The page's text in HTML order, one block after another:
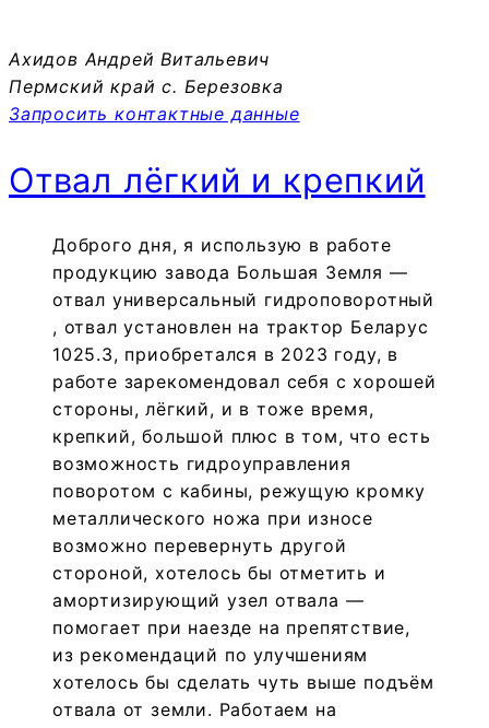
Ахидов Андрей Витальевич
Пермский край с. Березовка
Запросить контактные данные
Отвал лёгкий и крепкий
Доброго дня, я использую в работе
продукцию завода Большая Земля —
отвал универсальный гидроповоротный
, отвал установлен на трактор Беларус
1025.3, приобретался в 2023 году, в
работе зарекомендовал себя с хорошей
стороны, лёгкий, и в тоже время,
крепкий, большой плюс в том, что есть
возможность гидроуправления
поворотом с кабины, режущую кромку
металлического ножа при износе
возможно перевернуть другой
стороной, хотелось бы отметить и
амортизирующий узел отвала —
помогает при наезде на препятствие,
из рекомендаций по улучшениям
хотелось бы сделать чуть выше подъём
отвала от земли. Работаем на